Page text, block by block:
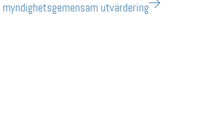
utvärdering